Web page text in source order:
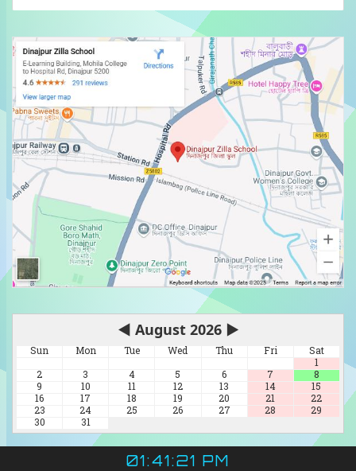
◀ August 2026 ▶
Sun Mon Tue Wed Thu Fri
Sat
1
2
3 4 5 6 7
8
9
10 11 12 13 14
15
16
17 18 19 20 21
22
23
24 25 26 27 28
29
30
31
01:41:22 PM